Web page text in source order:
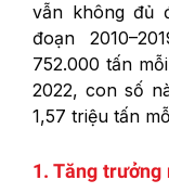
vẫn không đủ
đoạn
752.000 tấn
2022, con số
1,57 triệu tấn
1. Tăng